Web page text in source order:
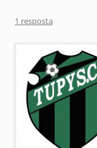
1 resposta